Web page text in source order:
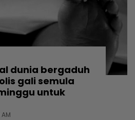
dunia bergaduh
gali semula
untuk